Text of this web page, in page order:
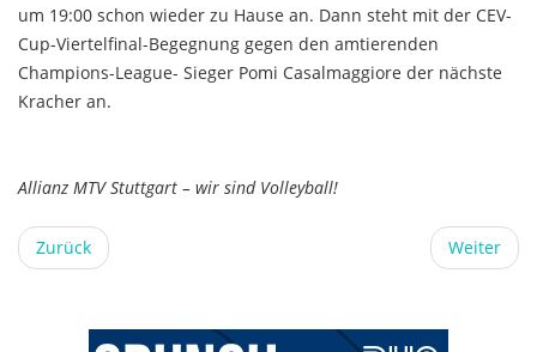
um 19:00 schon wieder zu Hause an. Dann steht mit der CEV-
Cup-Viertelfinal-Begegnung gegen den amtierenden
Champions-League- Sieger Pomi Casalmaggiore der nächste
Kracher an.
Allianz MTV Stuttgart – wir sind Volleyball!
Zurück Weiter